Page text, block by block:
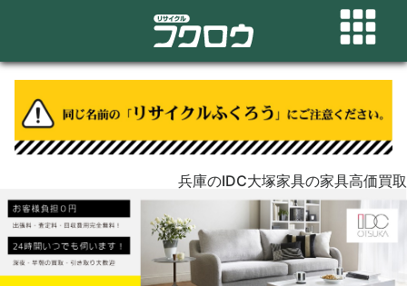
兵庫のIDC大塚家具の家具高価買取